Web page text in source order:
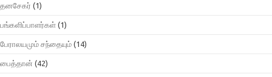
தனசேகர் (1)
பங்களிப்பாளர்கள் (1)
பேராலயமும் சந்தையும் (14)
பைத்தான் (42)